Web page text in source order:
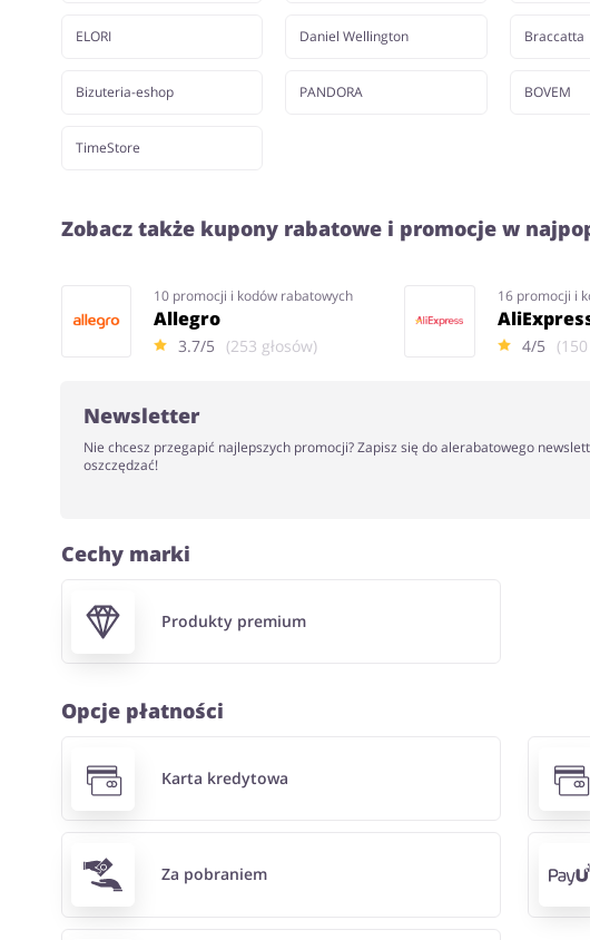
ELORI
Bizuteria-eshop
Daniel Wellington
PANDORA
Braccatta
BOVEM
TimeStore
Zobacz także kupony rabatowe i promocje w
10 promocji i kodów rabatowych
Allegro
3.7/5 (253 głosów)
16 promocji i
4/5
Newsletter
Nie chcesz przegapić najlepszych promocji? Zapisz się do alerabatowego
oszczędzać!
Cechy marki
Produkty premium
Opcje płatności
Karta kredytowa
Za pobraniem